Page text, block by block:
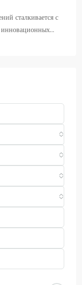
сталкивается с
инновационных…